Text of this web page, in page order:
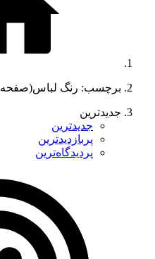
برچسب: رنگ لباس(صفحه ۳)
جدیدترین
جدیدترین
پربازدیدترین
پردیدگاه‌ترین